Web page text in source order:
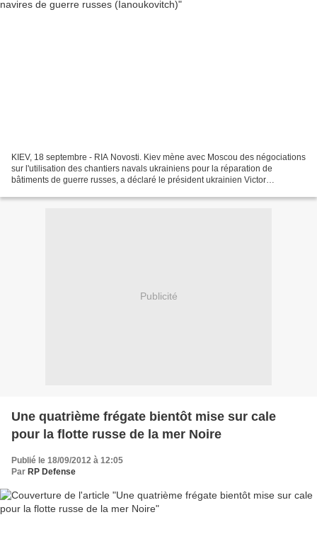
KIEV, 18 septembre - RIA Novosti. Kiev mène avec Moscou des négociations
sur l'utilisation des chantiers navals ukrainiens pour la réparation de
bâtiments de guerre russes, a déclaré le président ukrainien Victor
Publicité
Une quatrième frégate bientôt mise sur cale
pour la flotte russe de la mer Noire
Publié le 18/09/2012 à 12:05
Par RP Defense